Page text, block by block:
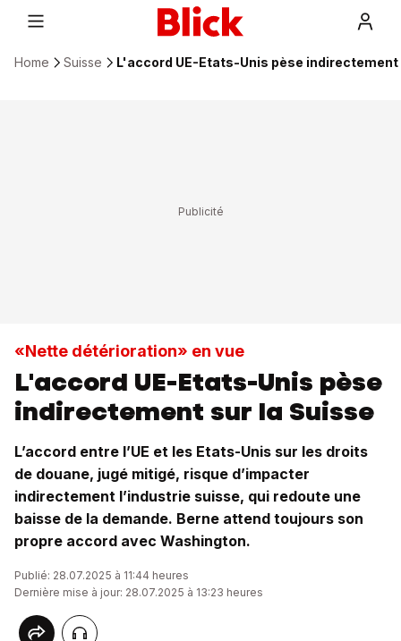
Home Suisse L'accord UE-Etats-Unis pèse indirectement
«Nette détérioration» en vue
L'accord UE-Etats-Unis pèse
indirectement sur la Suisse
L’accord entre l’UE et les Etats-Unis sur les droits
de douane, jugé mitigé, risque d’impacter
indirectement l’industrie suisse, qui redoute une
baisse de la demande. Berne attend toujours son
propre accord avec Washington.
Publié: 28.07.2025 à 11:44 heures
Dernière mise à jour: 28.07.2025 à 13:23 heures